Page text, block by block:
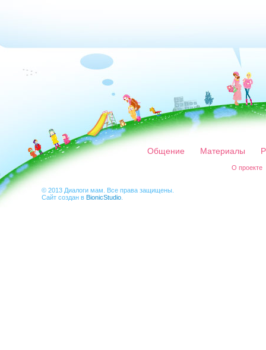
Общение Материалы
О проекте
© 2013 Диалоги мам. Все права защищены.
Сайт создан в BionicStudio